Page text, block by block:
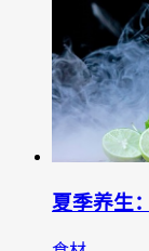
夏季养生